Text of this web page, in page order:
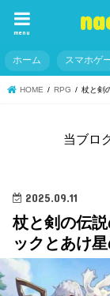
menu
ホーム スマホゲ
HOME RPG 杖と剣
当ブロ
2025.09.11
杖と剣の伝
ックとあけ